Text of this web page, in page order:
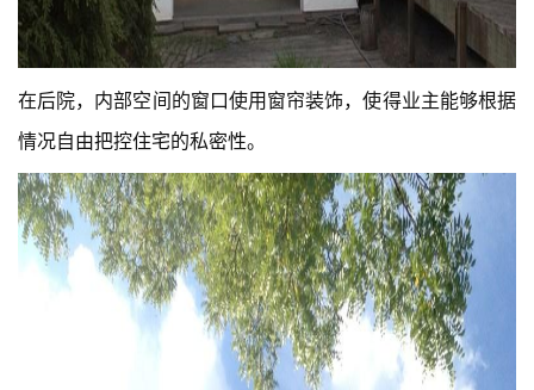
在后院，内部空间的窗口使用窗帘装饰，使得业主能够根据
情况自由把控住宅的私密性。